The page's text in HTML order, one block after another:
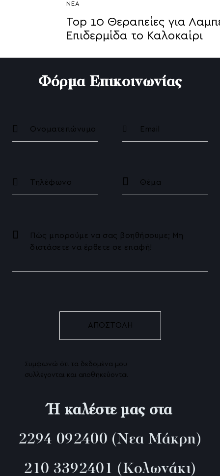
ΝΈΑ
Top 10 Θεραπείες για
Επιδερμίδα το Καλοκαίρι
Φόρμα Επικοινωνίας
Συμφωνώ ότι τα δεδομένα μου
συλλέγονται και αποθηκεύονται
Ή καλέστε μας στα
2294 092400 (Νεα Μάκρη)
210 3392401 (Κολωνάκι)